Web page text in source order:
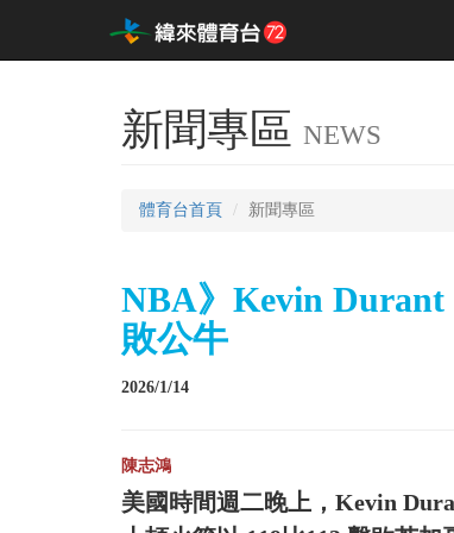
新聞專區 NEWS
體育台首頁 新聞專區
NBA》Kevin
敗公牛
2026/1/14
陳志鴻
美國時間週二晚上，Kevin